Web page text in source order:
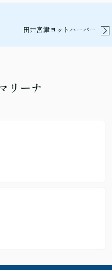
田井宮津ヨットハーバー
リーナ